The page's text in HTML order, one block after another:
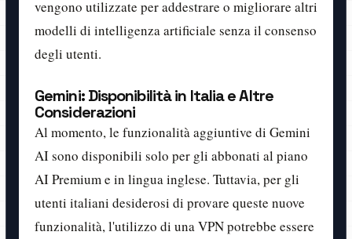
vengono utilizzate per addestrare o migliorare altri
modelli di intelligenza artificiale senza il consenso
degli utenti.
Gemini: Disponibilità in Italia e Altre
Considerazioni
Al momento, le funzionalità aggiuntive di Gemini
AI sono disponibili solo per gli abbonati al piano
AI Premium e in lingua inglese. Tuttavia, per gli
utenti italiani desiderosi di provare queste nuove
funzionalità, l'utilizzo di una VPN potrebbe essere